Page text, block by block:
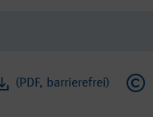
(PDF, barrierefrei)